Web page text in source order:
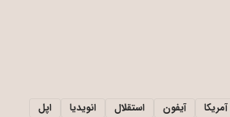
آمریکا آیفون استقلال انویدیا اپل